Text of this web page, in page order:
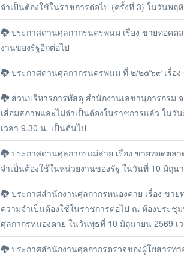
จำเป็นต้องใช้ในราชการต่อไป (ครั้งที่ 3) ในวันพฤ
ประกาศด่านศุลกากรนครพนม เรื่อง ขายทอดต
งานของรัฐอีกต่อไป
ประกาศด่านศุลกากรนครพนม ที่ ๒/๒๕๖๙ เรื่อง
ส่วนบริหารการพัสดุ สำนักงานเลขานุการกรม
เสื่อมสภาพและไม่จำเป็นต้องในราชการแล้ว ในวั
เวลา 9.30 น. เป็นต้นไป
ประกาศด่านศุลกากรแม่สาย เรื่อง ขายทอดตล
จำเป็นต้องใช้ในหน่วยงานของรัฐ ในวันที่ 10 มิถุน
ประกาศสำนักงานศุลกากรหนองคาย เรื่อง ข
ความจำเป็นต้องใช้ในราชการต่อไป ณ ห้องประชุ
ศุลกากรหนองคาย ในวันพุธที่ 10 มิถุนายน 2569 เ
ประกาศสำนักงานศุลกากรตรวจของผู้โยสารท่